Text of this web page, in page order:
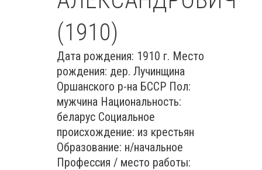
(1910)
Дата рождения: 1910 г. Место
рождения: дер. Лучинщина
Оршанского р-на БССР Пол:
мужчина Национальность:
беларус Социальное
происхождение: из крестьян
Образование: н/начальное
Профессия / место работы: